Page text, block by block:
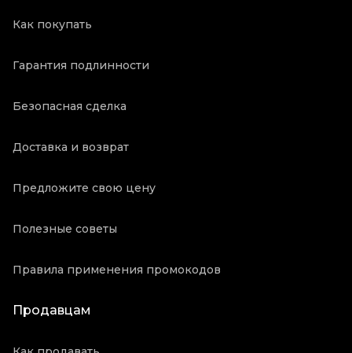
Как покупать
Гарантия подлинности
Безопасная сделка
Доставка и возврат
Предложите свою цену
Полезные советы
Правила применения промокодов
Продавцам